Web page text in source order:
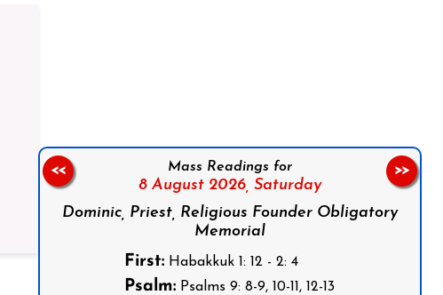
Mass Readings for
8 August 2026, Saturday
Dominic, Priest, Religious Founder Obligatory
Memorial
First: Habakkuk 1: 12 - 2: 4
Psalm: Psalms 9: 8-9, 10-11, 12-13
<< >>